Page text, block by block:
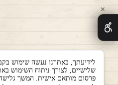
שלישיים, לצורך ניתוח השימוש
פרסום מותאם אישית. המשך